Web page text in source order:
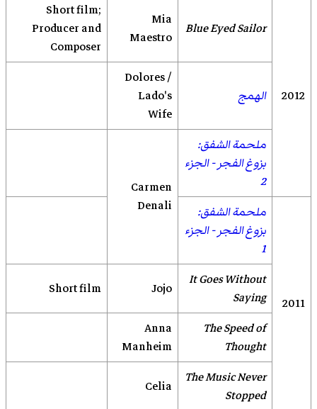
2012
Blue Eyed Sailor
Mia
Maestro
Short film;
Producer and
Composer
الهمج
Dolores /
Lado's
Wife
ملحمة الشفق:
بزوغ الفجر - الجزء
2
Carmen
Denali
2011
ملحمة الشفق:
بزوغ الفجر - الجزء
1
It Goes Without
Saying
Jojo
Short film
The Speed of
Thought
Anna
Manheim
The Music Never
Stopped
Celia